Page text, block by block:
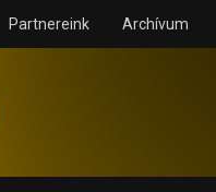
Partnereink Archívum